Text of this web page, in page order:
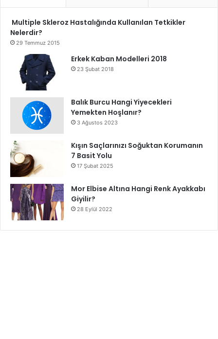
Multiple Skleroz Hastalığında Kullanılan Tetkikler
Nelerdir?
29 Temmuz 2015
Erkek Kaban Modelleri 2018
23 Şubat 2018
Balık Burcu Hangi Yiyecekleri
Yemekten Hoşlanır?
3 Ağustos 2023
Kışın Saçlarınızı Soğuktan Korumanın
7 Basit Yolu
17 Şubat 2025
Mor Elbise Altına Hangi Renk Ayakkabı
Giyilir?
28 Eylül 2022